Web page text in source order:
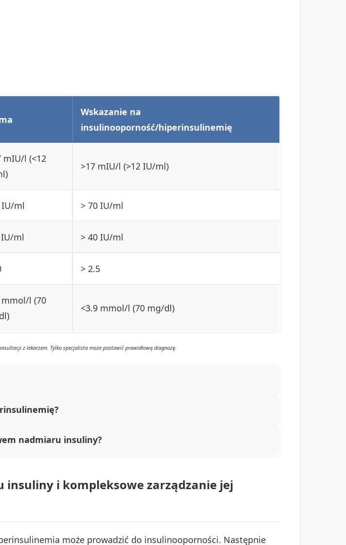
Wskazanie na
insulinooporność/hiperinsulinemię
mIU/l (<12
>17 mIU/l (>12 IU/ml)
IU/ml > 70 IU/ml
ml > 40 IU/ml
> 2.5
mmol/l (70
<3.9 mmol/l (70 mg/dl)
z lekarzem. Tylko specjalista może postawić prawidłową diagnozę.
nadmiaru insuliny?
i kompleksowe zarządzanie jej
może prowadzić do insulinooporności. Następnie